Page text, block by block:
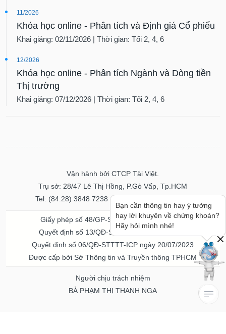
11/2026
Khóa học online - Phân tích và Định giá Cổ phiếu
Khai giảng: 02/11/2026 | Thời gian: Tối 2, 4, 6
12/2026
Khóa học online - Phân tích Ngành và Dòng tiền
Thị trường
Khai giảng: 07/12/2026 | Thời gian: Tối 2, 4, 6
Vận hành bởi CTCP Tài Việt.
Trụ sở: 28/47 Lê Thị Hồng, P.Gò Vấp, Tp.HCM
Tel: (84.28) 3848 7238 - Fax: (84.28) 3848 7237
Giấy phép số 48/GP-STTTT ngày 04/11/2016
Quyết định số 13/QĐ-STTTT ngày 02/11/2017
Quyết định số 06/QĐ-STTTT-ICP ngày 20/07/2023
Được cấp bởi Sở Thông tin và Truyền thông TPHCM
Người chịu trách nhiệm
BÀ PHẠM THỊ THANH NGA
Bạn cần thông tin hay ý tưởng
hay lời khuyên về chứng khoán?
Hãy hỏi mình nhé!